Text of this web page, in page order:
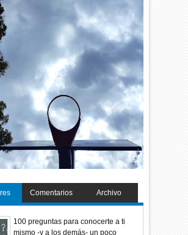
Comentarios Archivo
100 preguntas para conocerte a ti
mismo -y a los demás- un poco